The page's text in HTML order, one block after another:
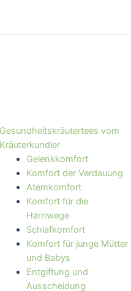
Gesundheitskräutertees vom
Kräuterkundler
Gelenkkomfort
Komfort der Verdauung
Atemkomfort
Komfort für die
Harnwege
Schlafkomfort
Komfort für junge Mütter
und Babys
Entgiftung und
Ausscheidung